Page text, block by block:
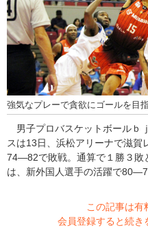
強気なプレーで貪欲にゴールを目
男子プロバスケットボールｂ
スは13日、浜松アリーナで滋賀
74―82で敗戦。通算で１勝３
は、新外国人選手の活躍で
この記事は有
会員登録すると続き